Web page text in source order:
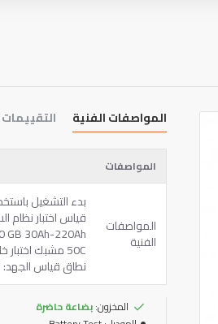
المواصفات الفنية التقييمات
المواصفات
المواصفات
الفنية
نطاق قياس الجهد: 7-30VDC
المخزون:بضاعة حاضرة